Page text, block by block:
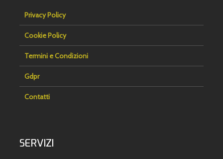
Privacy Policy
Cookie Policy
Termini e Condizioni
Gdpr
Contatti
SERVIZI